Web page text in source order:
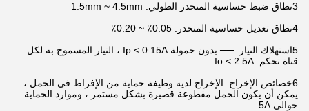
3نطاق ضبط حساسية المنحدر الطولي: 1.5mm ~ 4.5mm
4نطاق تعديل حساسية المنحدر: 0.05٪ ~ 0.20٪
5استهلاك التيار: ── بدون حمولة Ip < 0.15A ، التيار المسموح به لكل
قناة تحكم: Io < 2.5A
6خصائص الإخراج: الإخراج لديه وظيفة حماية من الإفراط في الحمل ،
يمكن أن يكون الحمل مقطوعة قصيرة بشكل مستمر ، وموارد الحماية
حوالي 5A